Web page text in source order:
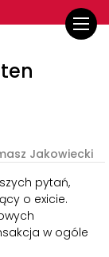
Jakowiecki
pytań,
o exicie.
w ogóle